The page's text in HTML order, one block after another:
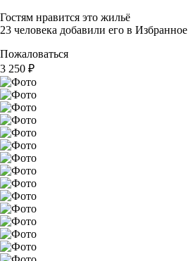
Гостям нравится это жильё
23 человека добавили его в Избранное
Пожаловаться
3 250 ₽